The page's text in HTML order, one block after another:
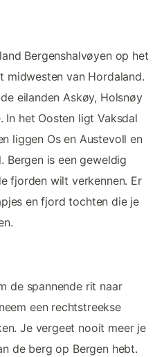
Bergenshalvøyen op het
van Hordaland.
eilanden Askøy, Holsnøy
In het Oosten ligt Vaksdal
liggen Os en Austevoll en
Bergen is een geweldig
fjorden wilt verkennen. Er
en fjord tochten die je
de spannende rit naar
een rechtstreekse
Je vergeet nooit meer je
de berg op Bergen hebt.